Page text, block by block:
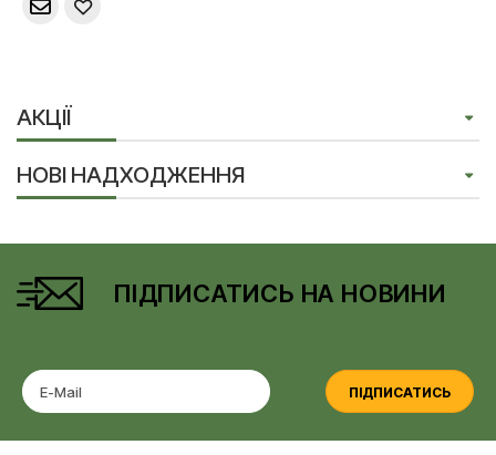
АКЦІЇ
НОВІ НАДХОДЖЕННЯ
ПІДПИСАТИСЬ НА НОВИНИ
ПІДПИСАТИСЬ